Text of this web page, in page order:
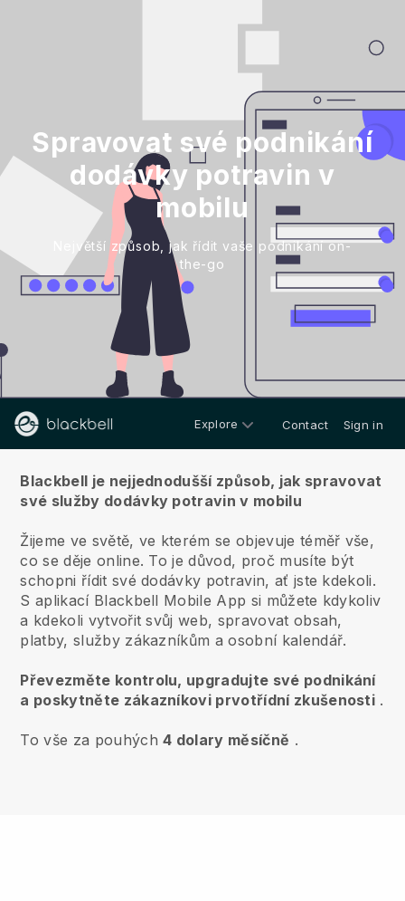
Spravovat své podnikání
dodávky potravin v
mobilu
Největší způsob, jak řídit vaše podnikání on-
the-go
Explore Contact Sign in
Blackbell je nejjednodušší způsob, jak spravovat
své služby dodávky potravin v mobilu
Žijeme ve světě, ve kterém se objevuje téměř vše,
co se děje online. To je důvod, proč musíte být
schopni řídit své dodávky potravin, ať jste kdekoli.
S aplikací Blackbell Mobile App si můžete kdykoliv
a kdekoli vytvořit svůj web, spravovat obsah,
platby, služby zákazníkům a osobní kalendář.
Převezměte kontrolu, upgradujte své podnikání
a poskytněte zákazníkovi prvotřídní zkušenosti .
To vše za pouhých4 dolary měsíčně .